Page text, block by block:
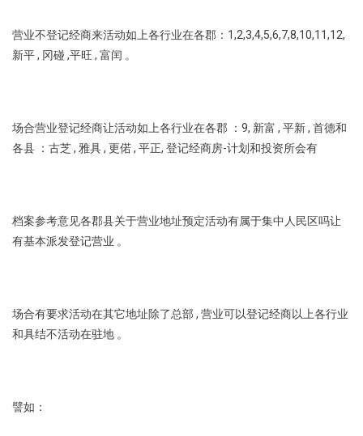
营业不登记经商来活动如上各行业在各郡：1,2,3,4,5,6,7,8,10,11,12,
新平 , 冈碰 ,平旺 , 富闰 。
场合营业登记经商让活动如上各行业在各郡 ：9, 新富 , 平新 , 首德和
各县 ：古芝 , 雅具 , 更偌 , 平正, 登记经商房-计划和投资所会有
档案参考意见各郡县关于营业地址预定活动有属于集中人民区吗让
有基本派发登记营业 。
场合有要求活动在其它地址除了总部 , 营业可以登记经商以上各行业
和具结不活动在驻地 。
譬如：